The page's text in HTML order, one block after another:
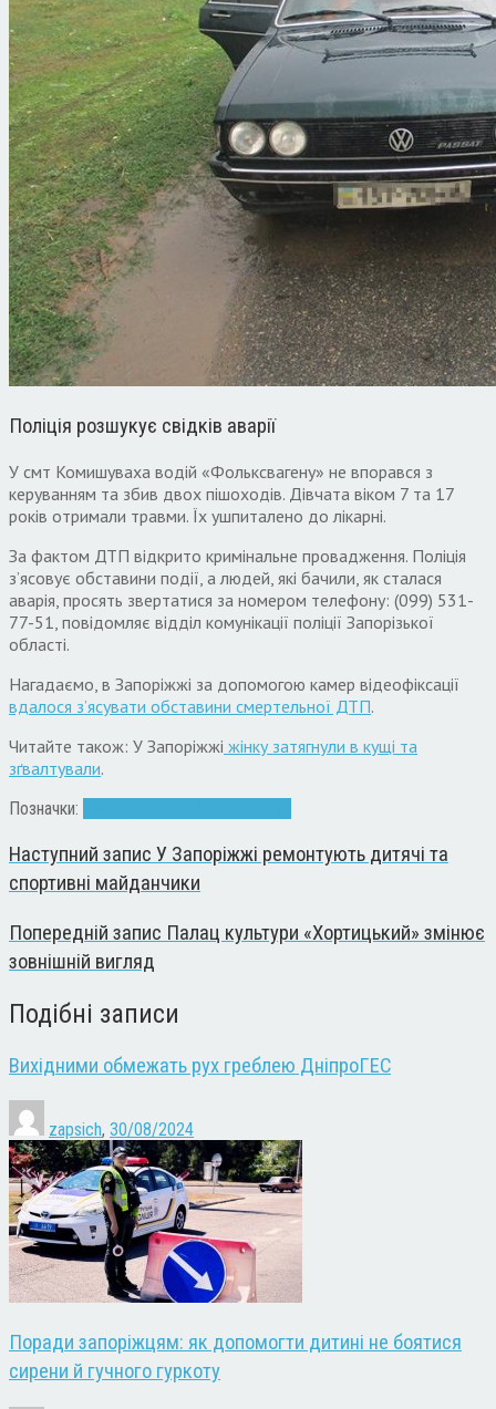
Поліція розшукує свідків аварії
У смт Комишуваха водій «Фольксвагену» не впорався з
керуванням та збив двох пішоходів. Дівчата віком 7 та 17
років отримали травми. Їх ушпиталено до лікарні.
За фактом ДТП відкрито кримінальне провадження. Поліція
з’ясовує обставини події, а людей, які бачили, як сталася
аварія, просять звертатися за номером телефону: (099) 531-
77-51, повідомляє відділ комунікації поліції Запорізької
області.
Нагадаємо, в Запоріжжі за допомогою камер відеофіксації
вдалося з’ясувати обставини смертельної ДТП.
Читайте також: У Запоріжжі жінку затягнули в кущі та
зґвалтували.
Позначки:
Наступний запис У Запоріжжі ремонтують дитячі та
спортивні майданчики
Попередній запис Палац культури «Хортицький» змінює
зовнішній вигляд
Подібні записи
Вихідними обмежать рух греблею ДніпроГЕС
zapsich, 30/08/2024
Поради запоріжцям: як допомогти дитині не боятися
сирени й гучного гуркоту